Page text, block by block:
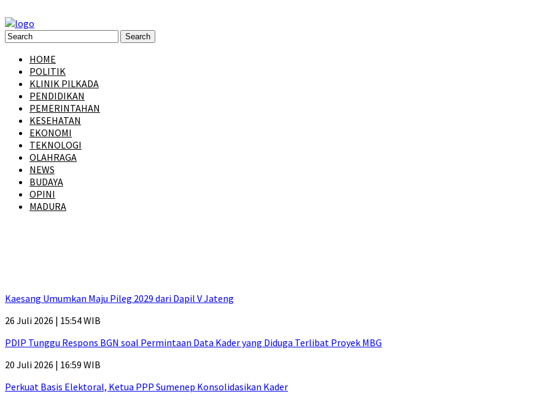
HOME
POLITIK
KLINIK PILKADA
PENDIDIKAN
PEMERINTAHAN
KESEHATAN
EKONOMI
TEKNOLOGI
OLAHRAGA
NEWS
BUDAYA
OPINI
MADURA
Kaesang Umumkan Maju Pileg 2029 dari Dapil V Jateng
26 Juli 2026 | 15:54 WIB
PDIP Tunggu Respons BGN soal Permintaan Data Kader yang Diduga Terlibat Proyek MBG
20 Juli 2026 | 16:59 WIB
Perkuat Basis Elektoral, Ketua PPP Sumenep Konsolidasikan Kader